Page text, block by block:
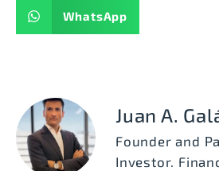
WhatsApp
Juan A.
Founder and
Investor.